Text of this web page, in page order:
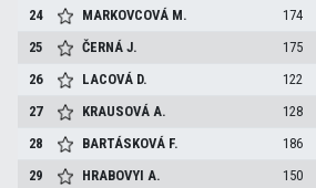
24
MARKOVCOVÁ M. 174
25
ČERNÁJ. 175
26
LACOVÁ D. 122
27
KRAUSOVÁA. 128
28
BARTÁSKOVÁ F. 186
29
HRABOVYIA. 150